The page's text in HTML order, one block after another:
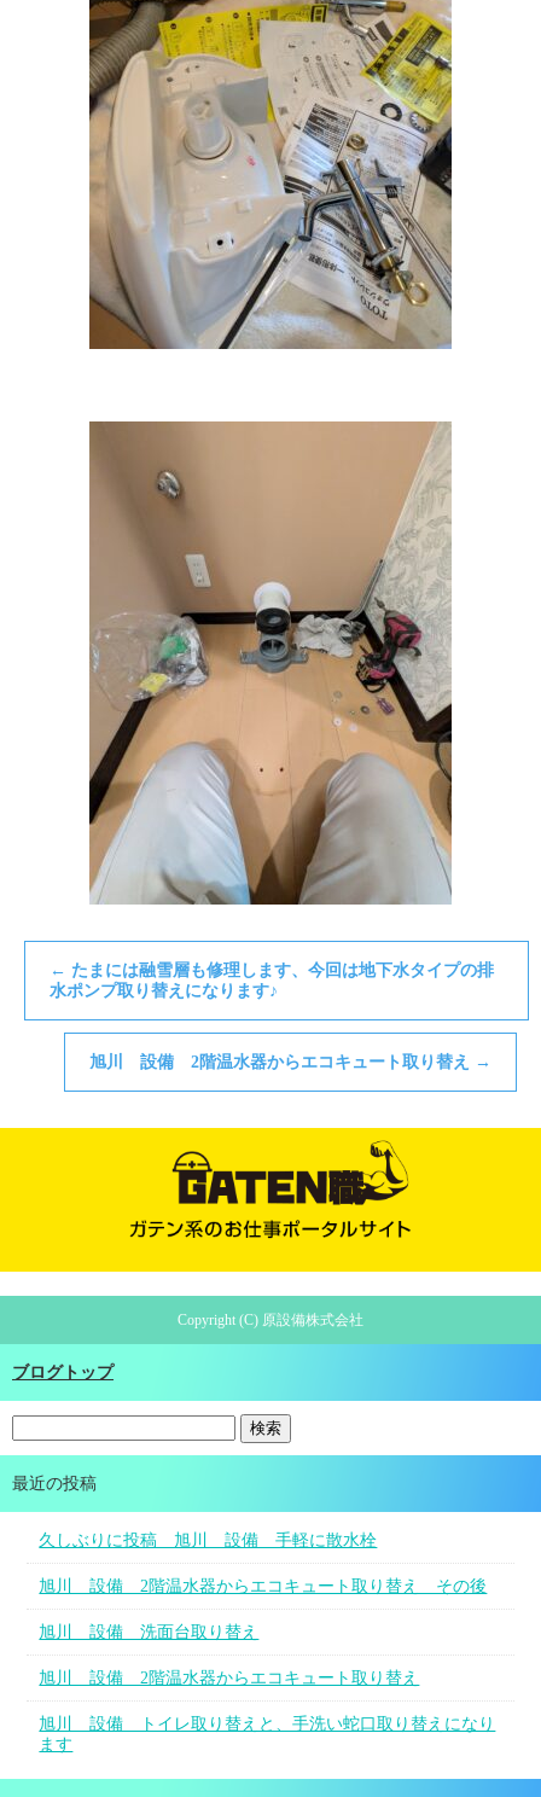
← たまには融雪層も修理します、今回は地下水タイプの排
水ポンプ取り替えになります♪
旭川 設備 2階温水器からエコキュート取り替え →
Copyright (C) 原設備株式会社
ブログトップ
最近の投稿
久しぶりに投稿 旭川 設備 手軽に散水栓
旭川 設備 2階温水器からエコキュート取り替え その後
旭川 設備 洗面台取り替え
旭川 設備 2階温水器からエコキュート取り替え
旭川 設備 トイレ取り替えと、手洗い蛇口取り替えになり
ます